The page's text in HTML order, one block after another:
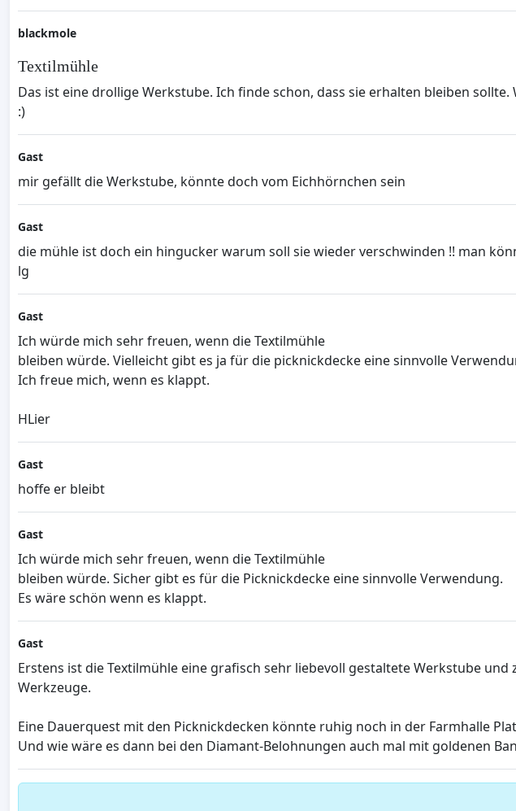
blackmole
Textilmühle
Das ist eine drollige Werkstube. Ich finde schon, dass sie erhalten bleiben
:)
Gast
mir gefällt die Werkstube, könnte doch vom Eichhörnchen sein
Gast
die mühle ist doch ein hingucker warum soll sie wieder verschwinden !! man
lg
Gast
Ich würde mich sehr freuen, wenn die Textilmühle
bleiben würde. Vielleicht gibt es ja für die picknickdecke eine sinnvolle
Ich freue mich, wenn es klappt.
HLier
Gast
hoffe er bleibt
Gast
Ich würde mich sehr freuen, wenn die Textilmühle
bleiben würde. Sicher gibt es für die Picknickdecke eine sinnvolle Verwendung.
Es wäre schön wenn es klappt.
Gast
Erstens ist die Textilmühle eine grafisch sehr liebevoll gestaltete Werkstube
Werkzeuge.
Eine Dauerquest mit den Picknickdecken könnte ruhig noch in der Farmhalle
Und wie wäre es dann bei den Diamant-Belohnungen auch mal mit goldenen